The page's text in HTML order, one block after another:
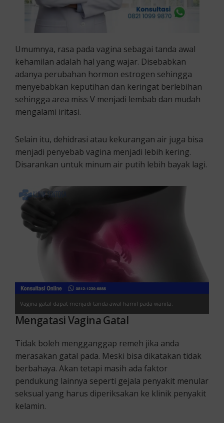
Umumnya, rasa pada vagina sebagai tanda awal
kehamilan adalah hal yang wajar. Disebabkan
adanya perubahan hormon estrogen sehingga
menyebabkan keputihan dan keringat berlebihan
sehingga area miss V menjadi lembab dan mudah
mengalami iritasi.
Selain itu, dehidrasi atau kekurangan air juga bisa
menjadi penyebab vagina menjadi lebih kering.
Disarankan untuk minum air putih lebih bayak lagi.
Vagina gatal dapat menjadi tanda awal hamil pada wanita.
Mengatasi Vagina Gatal
Tidak boleh mengganggap remeh jika anda
merasakan gatal pada. Meski bisa dikatakan tidak
berbahaya. Akan tetapi masih ada faktor
pendukung lainnya seperti gejala penyakit menular
seksual yang harus diperiksakan ke klinik penyakit
kelamin.